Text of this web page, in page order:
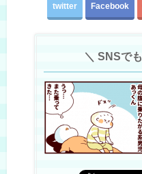
twitter Facebook
＼ SNSで